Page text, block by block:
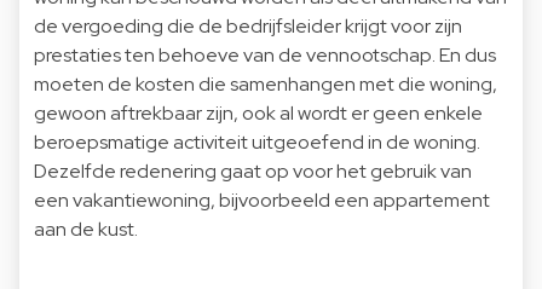
de vergoeding die de bedrijfsleider krijgt voor zijn
prestaties ten behoeve van de vennootschap. En dus
moeten de kosten die samenhangen met die woning,
gewoon aftrekbaar zijn, ook al wordt er geen enkele
beroepsmatige activiteit uitgeoefend in de woning.
Dezelfde redenering gaat op voor het gebruik van
een vakantiewoning, bijvoorbeeld een appartement
aan de kust.